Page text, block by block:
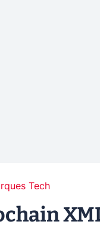
Tech